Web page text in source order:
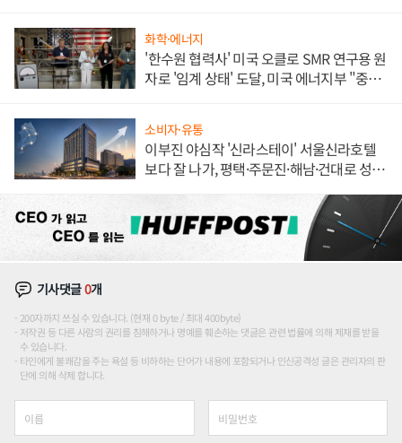
화학·에너지
'한수원 협력사' 미국 오클로 SMR 연구용 원
자로 '임계 상태' 도달, 미국 에너지부 "중요
소비자·유통
이부진 야심작 '신라스테이' 서울신라호텔
보다 잘 나가, 평택·주문진·해남·건대로 성
기사댓글0개
200자까지 쓰실 수 있습니다. (현재 0 byte / 최대 400byte)
저작권 등 다른 사람의 권리를 침해하거나 명예를 훼손하는 댓글은 관련 법률에 의해 제재를 받을
수 있습니다.
타인에게 불쾌감을 주는 욕설 등 비하하는 단어가 내용에 포함되거나 인신공격성 글은 관리자의 판
단에 의해 삭제 합니다.